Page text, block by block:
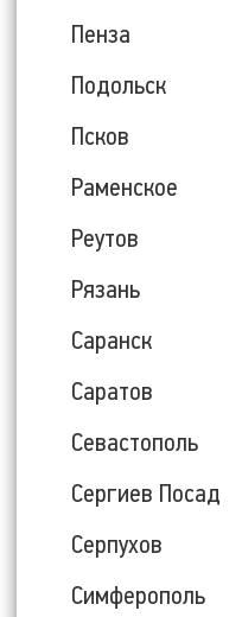
Пенза
Подольск
Псков
Раменское
Реутов
Рязань
Саранск
Саратов
Севастополь
Сергиев Посад
Серпухов
Симферополь